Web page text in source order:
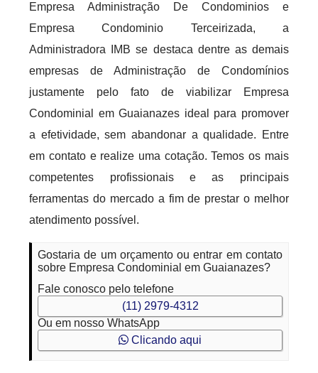
Empresa Administração De Condominios e
Empresa Condominio Terceirizada, a
Administradora IMB se destaca dentre as demais
empresas de Administração de Condomínios
justamente pelo fato de viabilizar Empresa
Condominial em Guaianazes ideal para promover
a efetividade, sem abandonar a qualidade. Entre
em contato e realize uma cotação. Temos os mais
competentes profissionais e as principais
ferramentas do mercado a fim de prestar o melhor
atendimento possível.
Gostaria de um orçamento ou entrar em contato
sobre Empresa Condominial em Guaianazes?
Fale conosco pelo telefone
(11) 2979-4312
Ou em nosso WhatsApp
Clicando aqui